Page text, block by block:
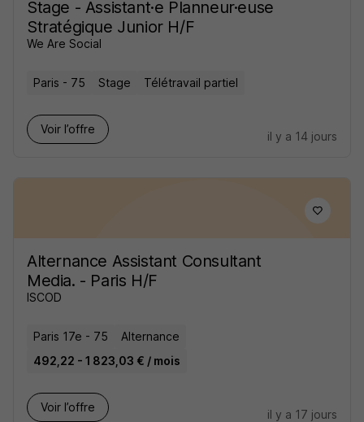
Stage - Assistant·e Planneur·euse
Stratégique Junior H/F
We Are Social
Paris - 75 Stage Télétravail partiel
Voir l’offre
il y a 14 jours
Alternance Assistant Consultant
Media. - Paris H/F
ISCOD
Paris 17e - 75
Alternance
492,22 - 1 823,03 € / mois
Voir l’offre
il y a 17 jours